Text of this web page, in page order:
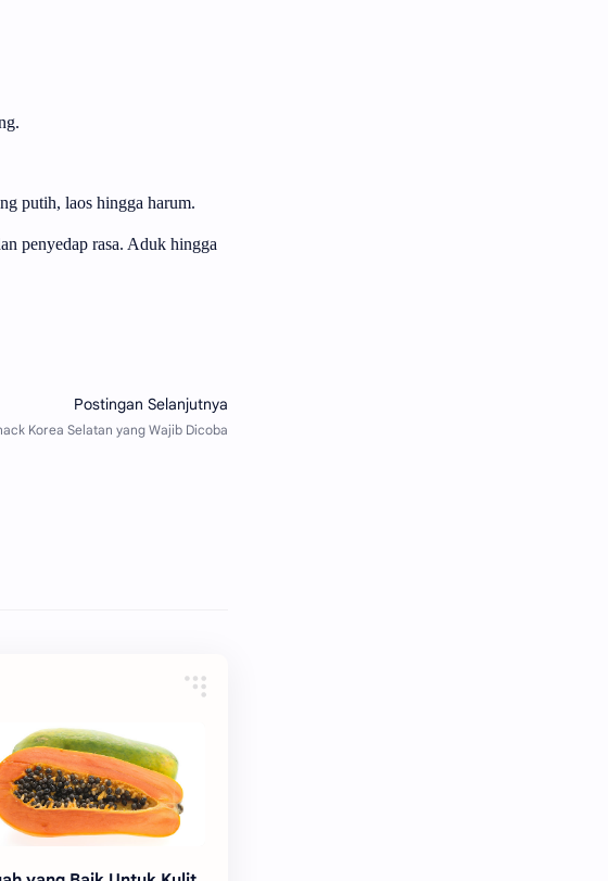
putih, laos hingga harum.
penyedap rasa. Aduk hingga